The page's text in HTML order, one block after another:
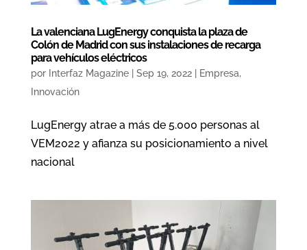
La valenciana LugEnergy conquista la plaza de
Colón de Madrid con sus instalaciones de recarga
para vehículos eléctricos
por Interfaz Magazine| Sep 19, 2022| Empresa,
Innovación
LugEnergy atrae a más de 5.000 personas al
VEM2022 y afianza su posicionamiento a nivel
nacional